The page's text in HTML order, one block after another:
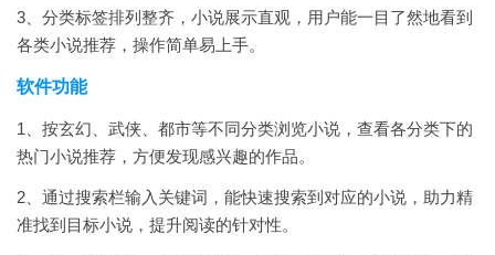
3、分类标签排列整齐，小说展示直观，用户能一目了然地看到
各类小说推荐，操作简单易上手。
软件功能
1、按玄幻、武侠、都市等不同分类浏览小说，查看各分类下的
热门小说推荐，方便发现感兴趣的作品。
2、通过搜索栏输入关键词，能快速搜索到对应的小说，助力精
准找到目标小说，提升阅读的针对性。